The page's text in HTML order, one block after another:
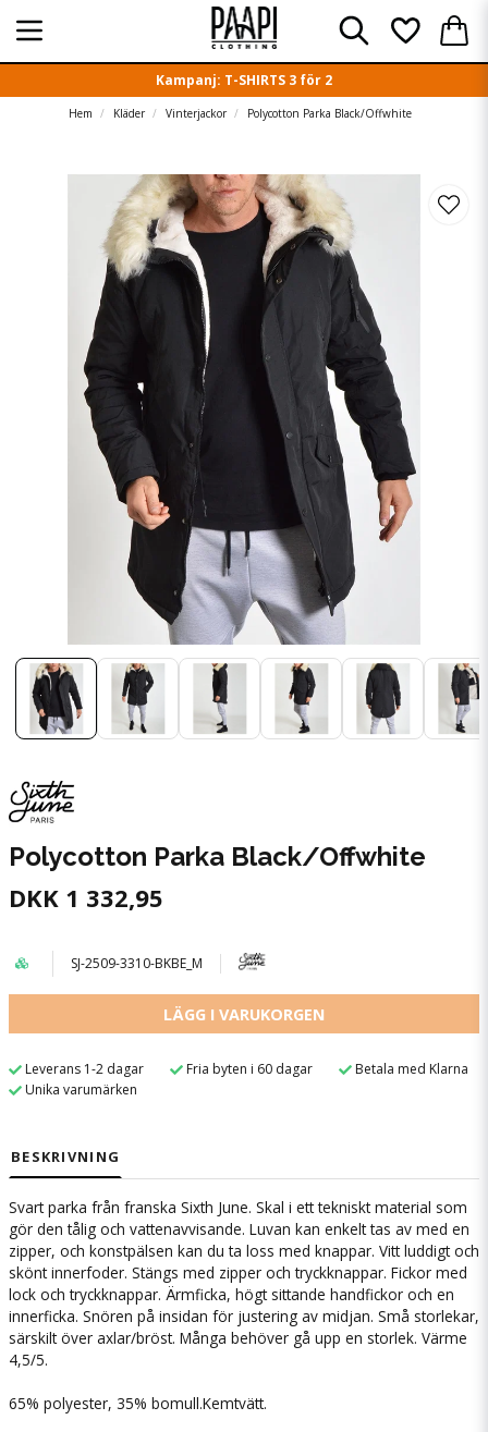
Kampanj: T-SHIRTS 3 för 2
Hem Kläder Vinterjackor Polycotton Parka Black/Offwhite
Polycotton Parka Black/Offwhite
DKK 1 332,95
SJ-2509-3310-BKBE_M
LÄGG I VARUKORGEN
Leverans 1-2 dagar Fria byten i 60 dagar
Betala med Klarna
Unika varumärken
BESKRIVNING
Svart parka från franska Sixth June. Skal i ett tekniskt material som
gör den tålig och vattenavvisande. Luvan kan enkelt tas av med en
zipper, och konstpälsen kan du ta loss med knappar. Vitt luddigt och
skönt innerfoder. Stängs med zipper och tryckknappar. Fickor med
lock och tryckknappar. Ärmficka, högt sittande handfickor och en
innerficka. Snören på insidan för justering av midjan. Små storlekar,
särskilt över axlar/bröst. Många behöver gå upp en storlek. Värme
4,5/5.
65% polyester, 35% bomull.Kemtvätt.